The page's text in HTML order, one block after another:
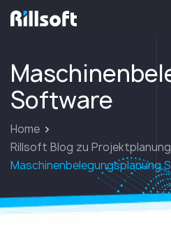
Software
Home
Rillsoft Blog zu
Maschinenbelegungsplanung